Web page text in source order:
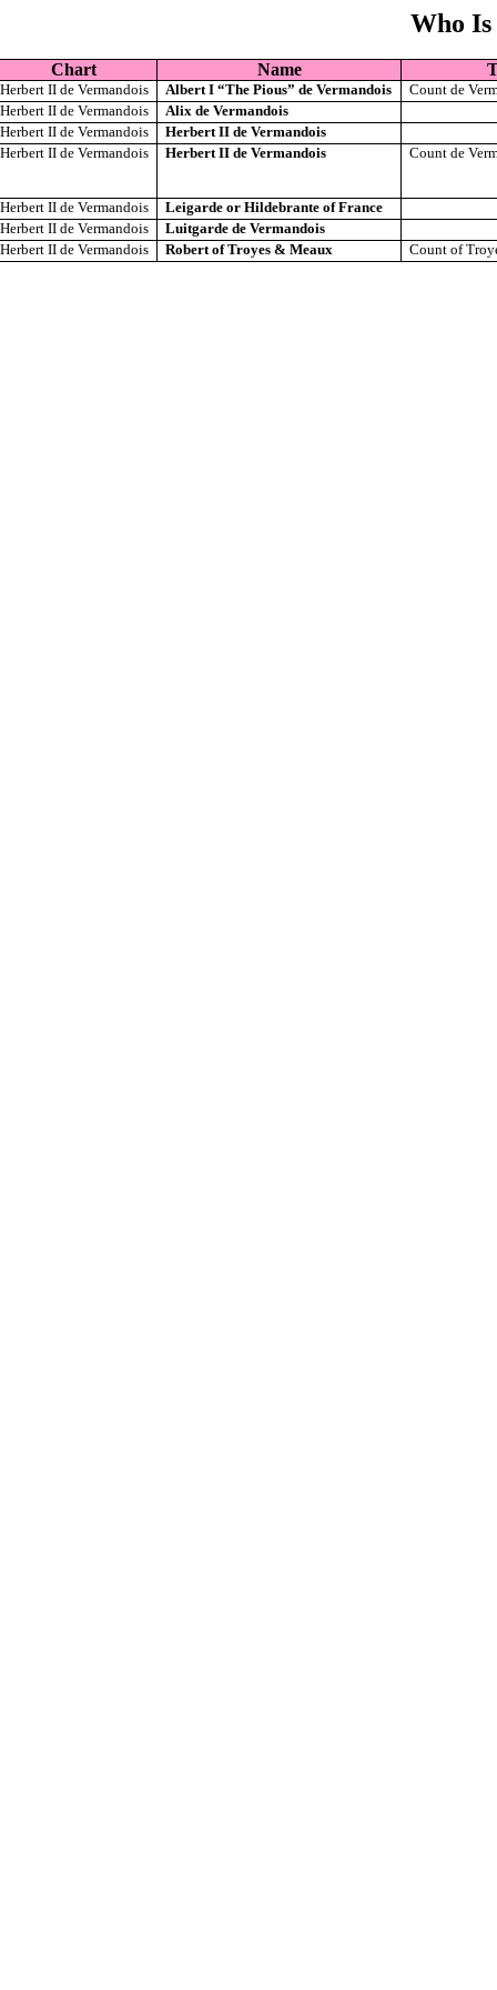
Who
Chart Name
Herbert II de Vermandois Albert I “The Pious” de Vermandois
Count de
Herbert II de Vermandois
Alix de Vermandois
Herbert II de Vermandois
Herbert II de Vermandois
Herbert II de Vermandois
Herbert II de Vermandois Count de
Herbert II de Vermandois
Leigarde or Hildebrante of France
Herbert II de Vermandois
Luitgarde de Vermandois
Herbert II de Vermandois
Robert of Troyes & Meaux Count of